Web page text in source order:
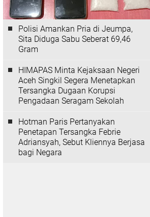
Polisi Amankan Pria di Jeumpa,
Sita Diduga Sabu Seberat 69,46
Gram
HIMAPAS Minta Kejaksaan Negeri
Aceh Singkil Segera Menetapkan
Tersangka Dugaan Korupsi
Pengadaan Seragam Sekolah
Hotman Paris Pertanyakan
Penetapan Tersangka Febrie
Adriansyah, Sebut Kliennya Berjasa
bagi Negara